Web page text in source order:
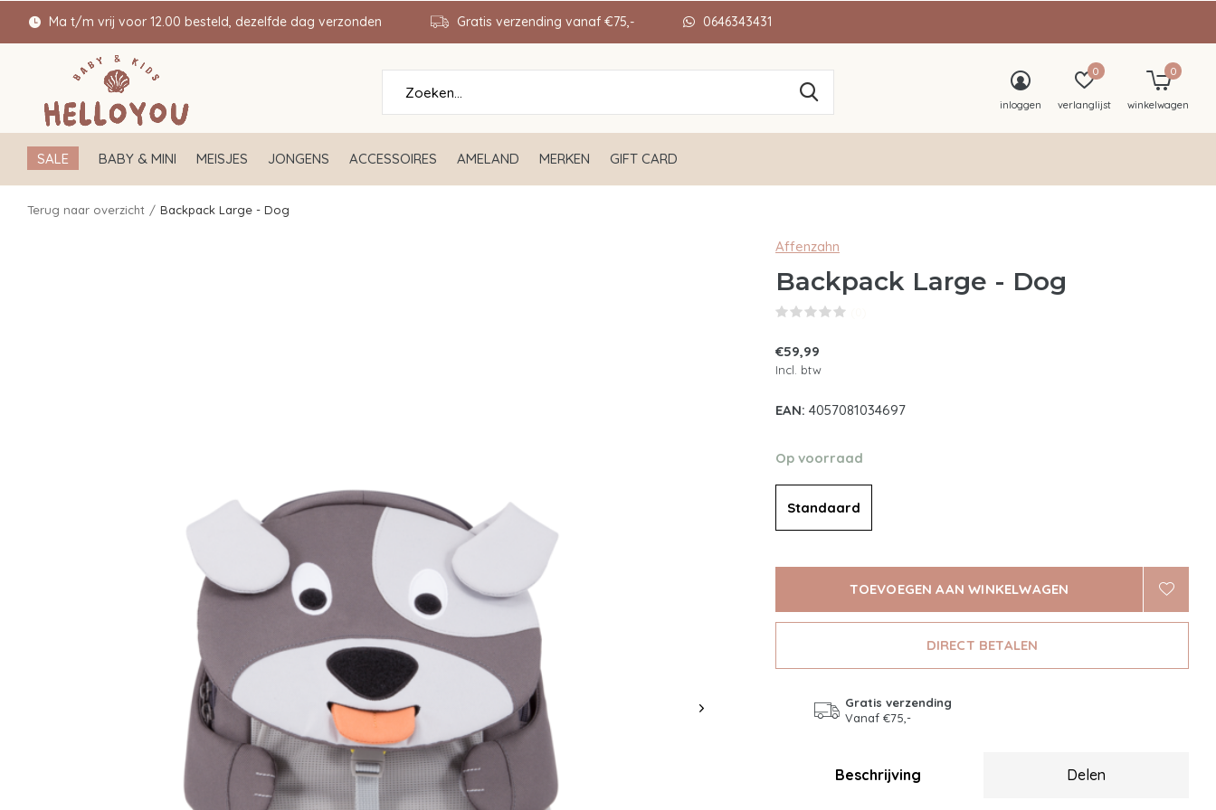
SALE BABY & MINI MEISJES JONGENS ACCESSOIRES AMELAND MERKEN GIFT CARD
inloggen verlanglijst
0
winkelwagen
0
Ma t/m vrij voor 12.00 besteld, dezelfde dag verzonden Gratis verzending vanaf €75,- 0646343431
Terug naar overzicht Backpack Large - Dog
Affenzahn
Backpack Large - Dog
€59,99
Incl. btw
EAN: 4057081034697
Op voorraad
Standaard
TOEVOEGEN AAN WINKELWAGEN
DIRECT BETALEN
Gratis verzending
Vanaf €75,-
Beschrijving Delen